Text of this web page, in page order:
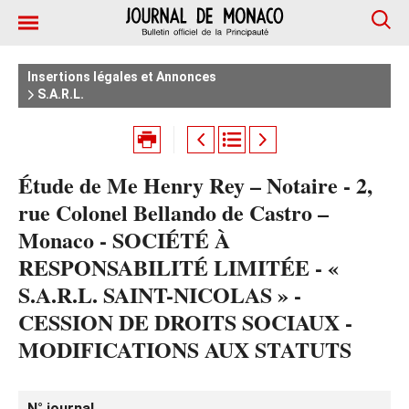
Insertions légales et Annonces
S.A.R.L.
Étude de Me Henry Rey – Notaire - 2,
rue Colonel Bellando de Castro –
Monaco - SOCIÉTÉ À
RESPONSABILITÉ LIMITÉE - «
S.A.R.L. SAINT-NICOLAS » -
CESSION DE DROITS SOCIAUX -
MODIFICATIONS AUX STATUTS